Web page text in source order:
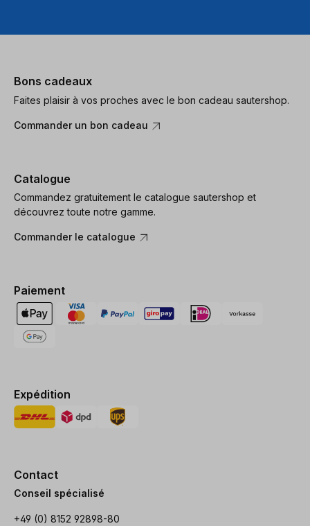
Bons cadeaux
Faites plaisir à vos proches avec le bon cadeau sautershop.
Commander un bon cadeau
Catalogue
Commandez gratuitement le catalogue sautershop et
découvrez toute notre gamme.
Commander le catalogue
Paiement
Expédition
Contact
Conseil spécialisé
+49 (0) 8152 92898-80